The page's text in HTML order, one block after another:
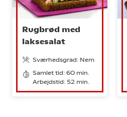
Rugbrød med
laksesalat
Sværhedsgrad: Nem
Samlet tid: 60 min.
Arbejdstid: 52 min.